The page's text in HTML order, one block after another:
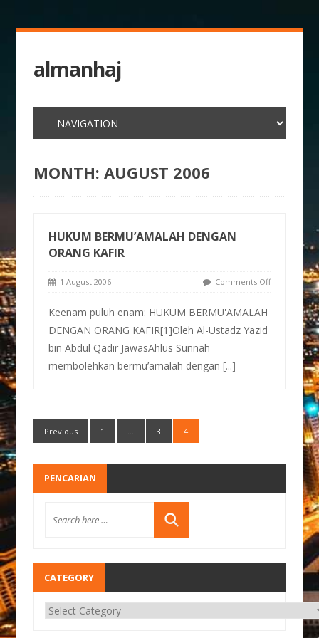
almanhaj
MONTH:AUGUST 2006
HUKUM BERMU’AMALAH DENGAN
ORANG KAFIR
1 August 2006 Comments Off
Keenam puluh enam: HUKUM BERMU'AMALAH
DENGAN ORANG KAFIR[1]Oleh Al-Ustadz Yazid
bin Abdul Qadir JawasAhlus Sunnah
membolehkan bermu’amalah dengan[...]
Previous 1 … 3 4
PENCARIAN
CATEGORY